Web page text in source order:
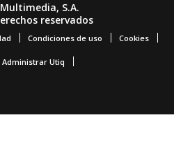
S.A.
reservados
Condiciones de uso Cookies
Administrar Utiq